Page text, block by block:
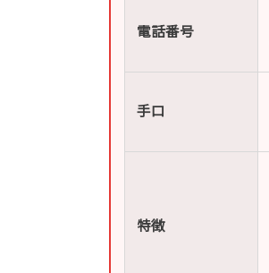
電話番号
手口
特徴